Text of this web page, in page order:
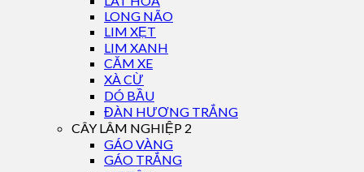
LONG NÃO
LIM XẸT
LIM XANH
CĂM XE
XÀ CỪ
DÓ BẦU
ĐÀN HƯƠNG TRẮNG
CÂY LÂM NGHIỆP 2
GÁO VÀNG
GÁO TRẮNG